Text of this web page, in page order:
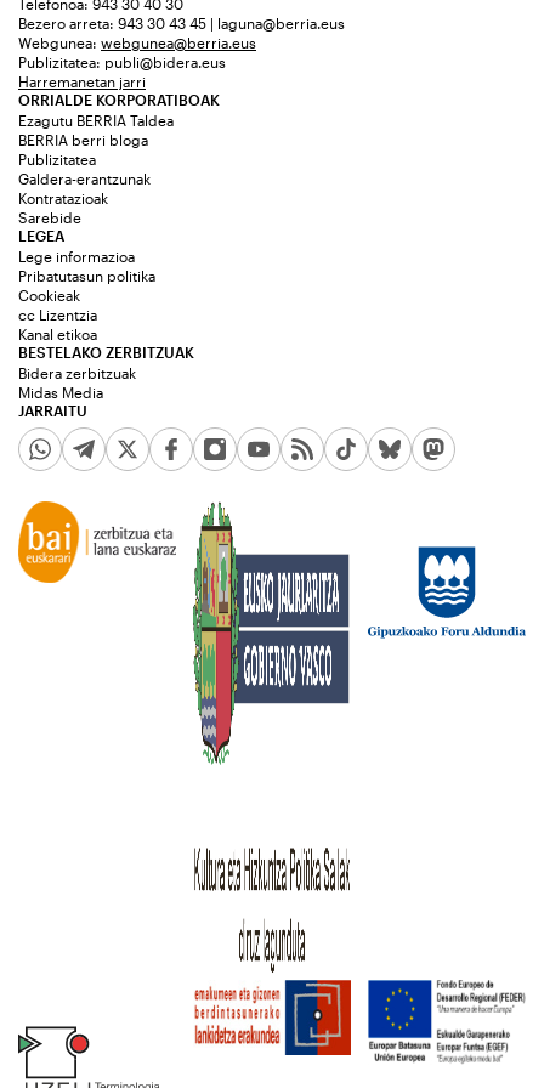
Bezero arreta: 943 30 43 45 | laguna@berria.eus
Webgunea: webgunea@berria.eus
Publizitatea: publi@bidera.eus
Harremanetan jarri
ORRIALDE KORPORATIBOAK
Ezagutu BERRIA Taldea
BERRIA berri bloga
Publizitatea
Galdera-erantzunak
Kontratazioak
Sarebide
JARRAITU
LEGEA
Lege informazioa
Pribatutasun politika
Cookieak
cc Lizentzia
Kanal etikoa
BESTELAKO ZERBITZUAK
Bidera zerbitzuak
Midas Media